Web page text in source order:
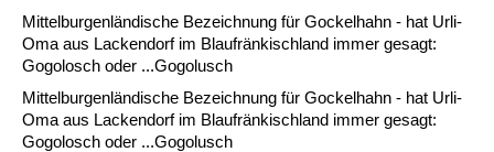
Mittelburgenländische Bezeichnung für Gockelhahn - hat Urli-
Oma aus Lackendorf im Blaufränkischland immer gesagt:
Gogolosch oder ...Gogolusch
Mittelburgenländische Bezeichnung für Gockelhahn - hat Urli-
Oma aus Lackendorf im Blaufränkischland immer gesagt:
Gogolosch oder ...Gogolusch